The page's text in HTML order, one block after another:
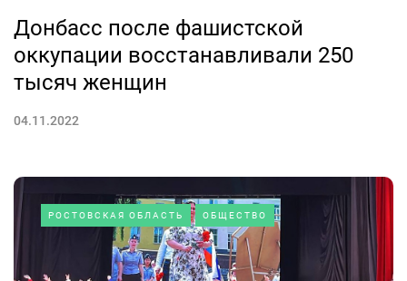
Донбасс после фашистской
оккупации восстанавливали 250
тысяч женщин
04.11.2022
РОСТОВСКАЯ ОБЛАСТЬ ОБЩЕСТВО